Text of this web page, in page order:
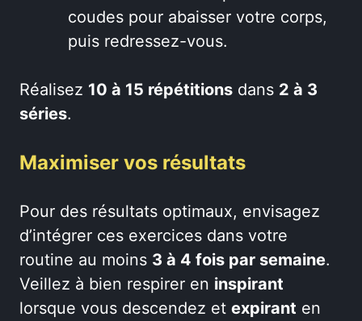
coudes pour abaisser votre corps,
puis redressez-vous.
Réalisez 10 à 15 répétitions dans 2 à 3
séries.
Maximiser vos résultats
Pour des résultats optimaux, envisagez
d’intégrer ces exercices dans votre
routine au moins 3 à 4 fois par semaine.
Veillez à bien respirer en inspirant
lorsque vous descendez et expirant en